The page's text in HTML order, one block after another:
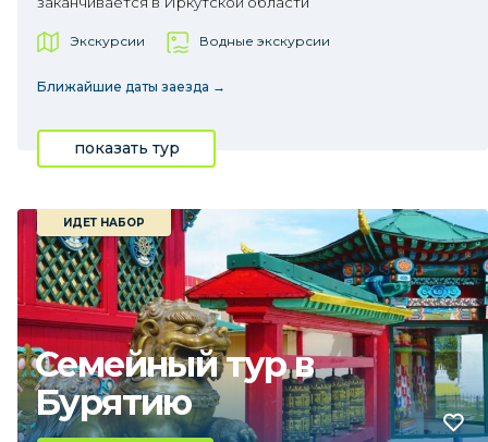
Экскурсии Водные экскурсии
Ближайшие даты заезда →
показать тур
Семейный тур в
Бурятию
ИДЕТ НАБОР